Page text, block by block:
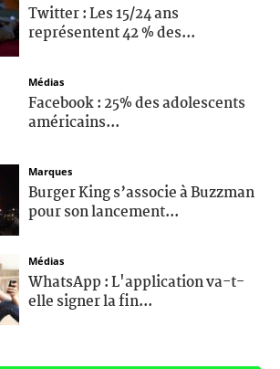
Twitter : Les 15/24 ans
représentent 42 % des...
Médias
Facebook : 25% des adolescents
américains...
Marques
Burger King s’associe à Buzzman
pour son lancement...
Médias
WhatsApp : L'application va-t-
elle signer la fin...